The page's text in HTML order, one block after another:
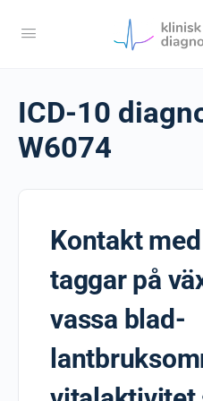
ICD-10
W6074
Kontakt
taggar på
vassa blad-